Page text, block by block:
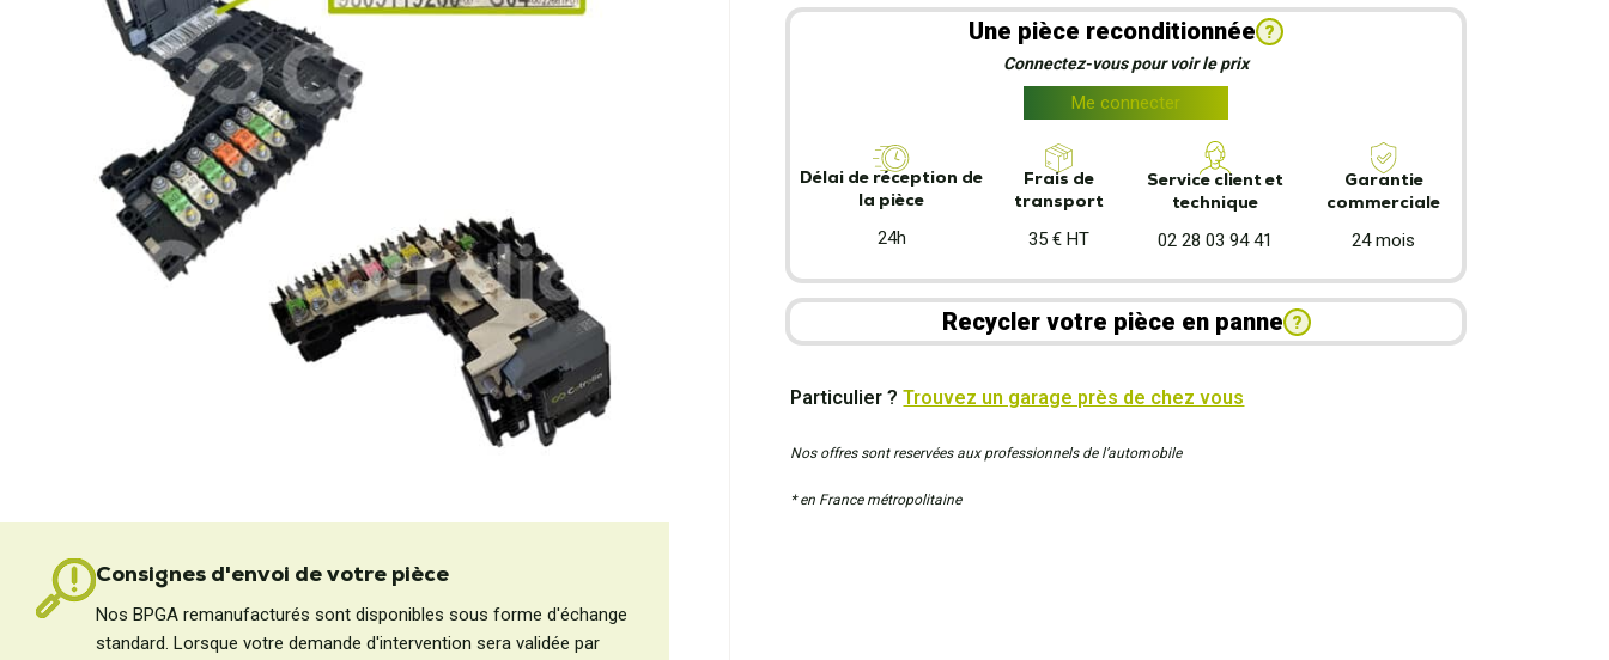
Une pièce reconditionnée ?
Connectez-vous pour voir le prix
Me connecter
Délai de réception de
la pièce
24h
Frais de
transport
35 € HT
Service client et
technique
02 28 03 94 41
Garantie
commerciale
24 mois
Recycler votre pièce en panne ?
Particulier ?Trouvez un garage près de chez vous
Nos offres sont reservées aux professionnels de l’automobile
* en France métropolitaine
Consignes d'envoi de votre pièce
Nos BPGA remanufacturés sont disponibles sous forme d'échange
standard. Lorsque votre demande d'intervention sera validée par